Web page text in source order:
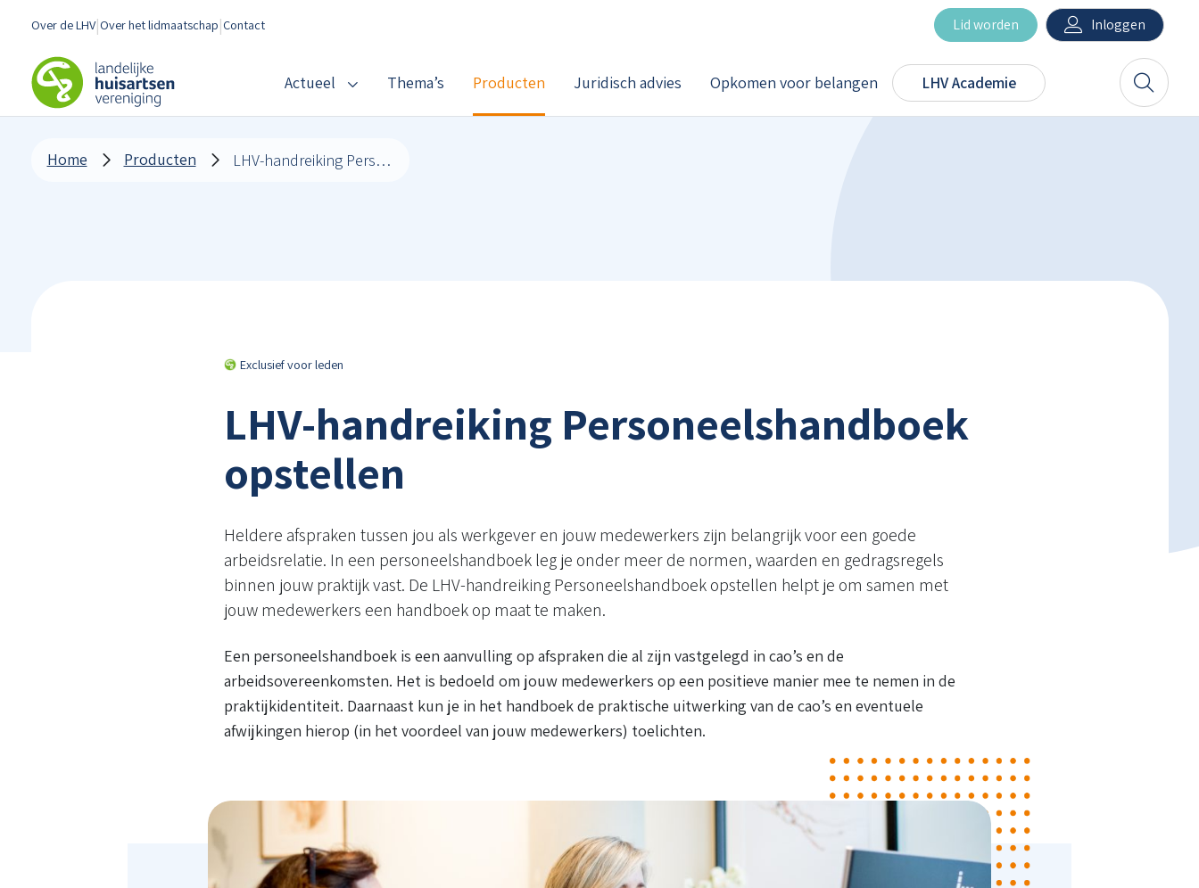
Over de LHV Over het lidmaatschap Contact Lid worden Inloggen
LHV
Actueel Thema’s Producten Juridisch advies Opkomen voor belangen LHV Academie
Zoeken
Home Producten LHV-handreiking Personeelshandboek opstellen
Exclusief voor leden
LHV-handreiking Personeelshandboek
opstellen
Heldere afspraken tussen jou als werkgever en jouw medewerkers zijn belangrijk voor een goede
arbeidsrelatie. In een personeelshandboek leg je onder meer de normen, waarden en gedragsregels
binnen jouw praktijk vast. De LHV-handreiking Personeelshandboek opstellen helpt je om samen met
jouw medewerkers een handboek op maat te maken.
Een personeelshandboek is een aanvulling op afspraken die al zijn vastgelegd in cao’s en de
arbeidsovereenkomsten. Het is bedoeld om jouw medewerkers op een positieve manier mee te nemen in de
praktijkidentiteit. Daarnaast kun je in het handboek de praktische uitwerking van de cao’s en eventuele
afwijkingen hierop (in het voordeel van jouw medewerkers) toelichten.